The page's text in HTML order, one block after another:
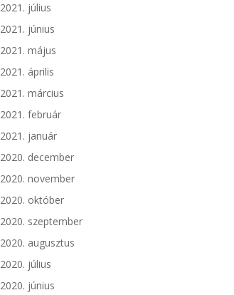
2021. július
2021. június
2021. május
2021. április
2021. március
2021. február
2021. január
2020. december
2020. november
2020. október
2020. szeptember
2020. augusztus
2020. július
2020. június